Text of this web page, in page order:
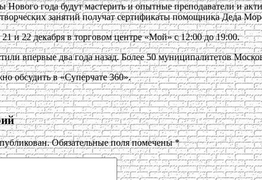
Нового года будут мастерить и опытные преподаватели и
занятий получат сертификаты помощника Деда
21 и 22 декабря в торговом центре «Мой» с 12:00 до 19:00.
впервые два года назад. Более 50 муниципалитетов
обсудить в «Суперчате 360».
Обязательные поля помечены*